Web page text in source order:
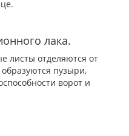
лака.
листы отделяются от
пузыри,
ворот и